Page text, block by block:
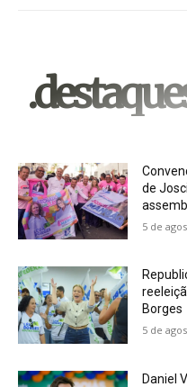
de
5 de
Borges
5 de
Daniel